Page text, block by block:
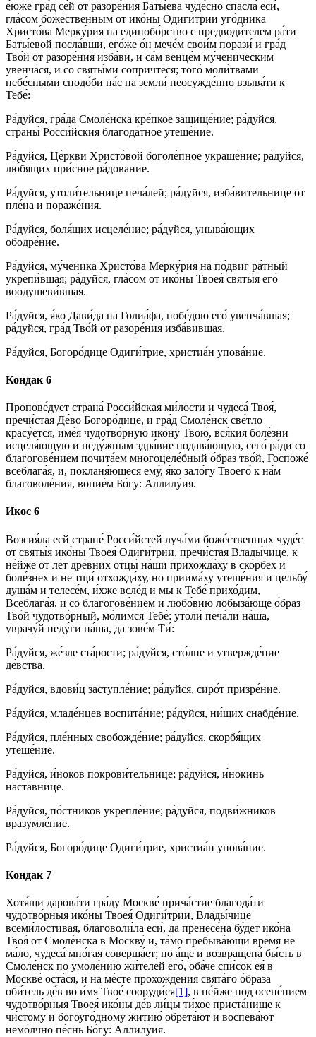
е́юже гра́д се́й от разоре́ния Баты́ева чуде́сно спасла́ еси́,
гла́сом боже́ственным от ико́ны Одиги́трии уго́дника
Христо́ва Мерку́рия на единобо́рство с предводи́телем ра́ти
Баты́евой посла́вши, его́же о́н мече́м свои́м порази́ и гра́д
Тво́й от разоре́ния изба́ви, и са́м венце́м му́ченическим
увенча́ся, и со святы́ми сопричте́ся; того́ моли́твами
небе́сными сподо́би на́с на земли́ неосужде́нно взыва́ти к
Тебе́:
Ра́дуйся, гра́да Смоле́нска кре́пкое защище́ние; ра́дуйся,
страны́ Росси́йския благода́тное утеше́ние.
Ра́дуйся, Це́ркви Христо́вой боголе́пное украше́ние; ра́дуйся,
лю́бящих при́сное ра́дование.
Ра́дуйся, утоли́тельнице печа́лей; ра́дуйся, изба́вительнице от
пле́на и пораже́ния.
Ра́дуйся, боля́щих исцеле́ние; ра́дуйся, уныва́ющих
ободре́ние.
Ра́дуйся, му́ченика Христо́ва Мерку́рия на по́двиг ра́тный
укрепи́вшая; ра́дуйся, гла́сом от ико́ны Твоея́ святы́я его́
воодушеви́вшая.
Ра́дуйся, я́ко Дави́да на Голиа́фа, побе́дою его́ увенча́вшая;
ра́дуйся, гра́д Тво́й от разоре́ния изба́вившая.
Ра́дуйся, Богоро́дице Одиги́трие, христиа́н упова́ние.
Кондак 6
Пропове́дует страна́ Росси́йская ми́лости и чудеса́ Твоя́,
пречи́стая Де́во Богоро́дице, и гра́д Смоле́нск све́тло
красу́ется, име́я чудотво́рную ико́ну Твою́, вся́кия боле́зни
исцеля́ющую и неду́жным здра́вие подава́ющую, сего́ ра́ди со
благогове́нием почита́ем многоцеле́бный о́браз тво́й, Госпоже́
всеблага́я, и, покланя́ющеся ему́, я́ко зало́гу Твоего́ к на́м
благоволе́ния, вопие́м Бо́гу: Аллилу́ия.
Икос 6
Возсия́ла есй стране́ Росси́йстей луча́ми боже́ственных чуде́с
от святы́я ико́ны Твоея́ Одиги́трии, пречи́стая Влады́чице, к
не́йже от ле́т дре́вних отцы́ на́ши прихожда́ху в ско́рбех и
боле́знех и не тщи́ отхожда́ху, но приима́ху утеше́ния и цельбу́
душа́м и телесе́м, и́хже всле́д и мы к Тебе́ прихо́дим,
Всеблага́я, и со благогове́нием и любо́вию лобыза́юще о́браз
Тво́й чудотво́рный, мо́лимся Тебе́: утоли́ печа́ли на́ша,
уврачу́й неду́ги на́ша, да зове́м Ти́:
Ра́дуйся, же́зле ста́рости; ра́дуйся, сто́лпе и утвержде́ние
де́вства.
Ра́дуйся, вдови́ц заступле́ние; ра́дуйся, сиро́т призре́ние.
Ра́дуйся, младе́нцев воспита́ние; ра́дуйся, ни́щих снабде́ние.
Ра́дуйся, пле́нных свобожде́ние; ра́дуйся, скорбя́щих
утеше́ние.
Ра́дуйся, и́ноков покрови́тельнице; ра́дуйся, и́нокинь
наста́внице.
Ра́дуйся, по́стников укрепле́ние; ра́дуйся, подви́жников
вразумле́ние.
Ра́дуйся, Богоро́дице Одиги́трие, христиа́н упова́ние.
Кондак 7
Хотя́щи дарова́ти гра́ду Москве́ прича́стие благода́ти
чудотво́рныя ико́ны Твоея́ Одиги́трии, Влады́чице
всеми́лостивая, благоволи́ла еси́, да пренесе́на бу́дет ико́на
Твоя́ от Смоле́нска в Москву́ и, та́мо пребыва́ющи вре́мя не
ма́ло, чудеса́ мно́гая соверша́ет; но а́ще и возвращена́ бы́сть в
Смоле́нск по умоле́нию жи́телей его́, оба́че спи́сок ея́ в
Москве́ оста́ся, и на ме́сте прохождения свята́го о́браза
оби́тель де́в во и́мя Твое́ сооруди́ся[1], в не́йже под осене́нием
чудотво́рныя Твоея́ ико́ны де́в ли́цы ти́хое приста́нище к
чи́стому и богоуго́дному житию́ обрета́ют и воспева́ют
немо́лчно пе́снь Бо́гу: Аллилу́ия.